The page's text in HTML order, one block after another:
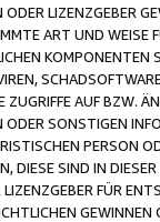
LIZENZGEBER
ART UND
AUF BZW.
SONSTIGEN
PERSON
DIESE SIND IN
FÜR